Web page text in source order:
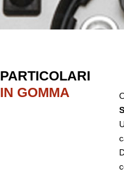
PARTICOLARI
IN GOMMA